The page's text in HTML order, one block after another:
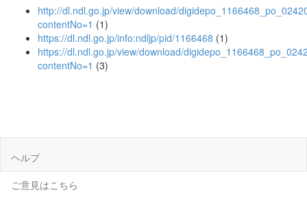
http://dl.ndl.go.jp/view/download/
contentNo=1 (1)
https://dl.ndl.go.jp/info:ndljp/pid/1166468 (1)
https://dl.ndl.go.jp/view/download/
contentNo=1 (3)
ヘルプ
ご意見はこちら